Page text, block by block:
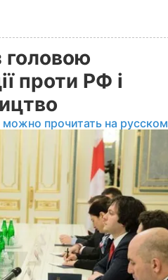
головою
проти РФ і
прочитать на русском